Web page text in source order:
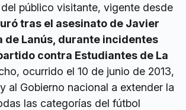
público visitante, vigente desde
tras el asesinato de Javier
de Lanús, durante incidentes
contra Estudiantes de La
ocurrido el 10 de junio de 2013,
al Gobierno nacional a extender la
las categorías del fútbol